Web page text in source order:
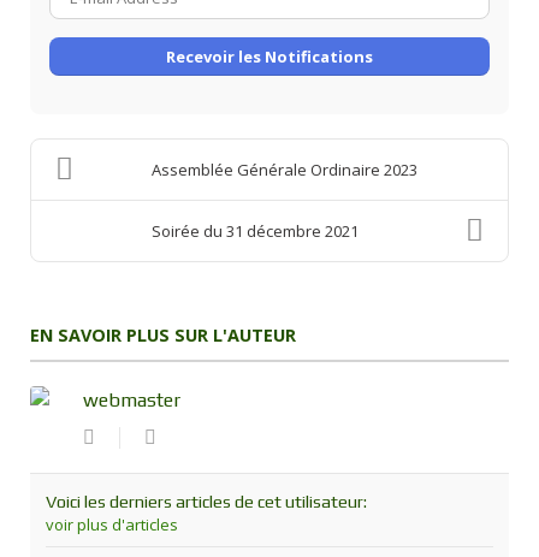
mail
Address
Recevoir les Notifications
Assemblée Générale Ordinaire 2023
Soirée du 31 décembre 2021
EN SAVOIR PLUS SUR L'AUTEUR
webmaster
blogueur
Voici les derniers articles de cet utilisateur:
voir plus d'articles